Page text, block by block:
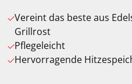
Vereint das beste aus
Grillrost
Pflegeleicht
Hervorragende